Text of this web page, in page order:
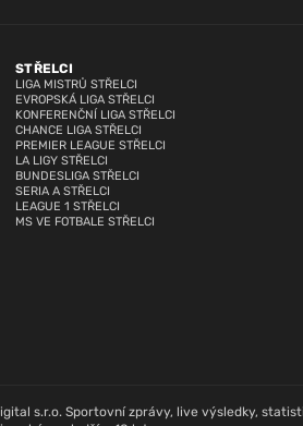
STŘELCI
LIGA MISTRŮ STŘELCI
EVROPSKÁ LIGA STŘELCI
KONFERENČNÍ LIGA STŘELCI
CHANCE LIGA STŘELCI
PREMIER LEAGUE STŘELCI
LA LIGY STŘELCI
BUNDESLIGA STŘELCI
SERIA A STŘELCI
LEAGUE 1 STŘELCI
MS VE FOTBALE STŘELCI
s.r.o. Sportovní zprávy, live výsledky,